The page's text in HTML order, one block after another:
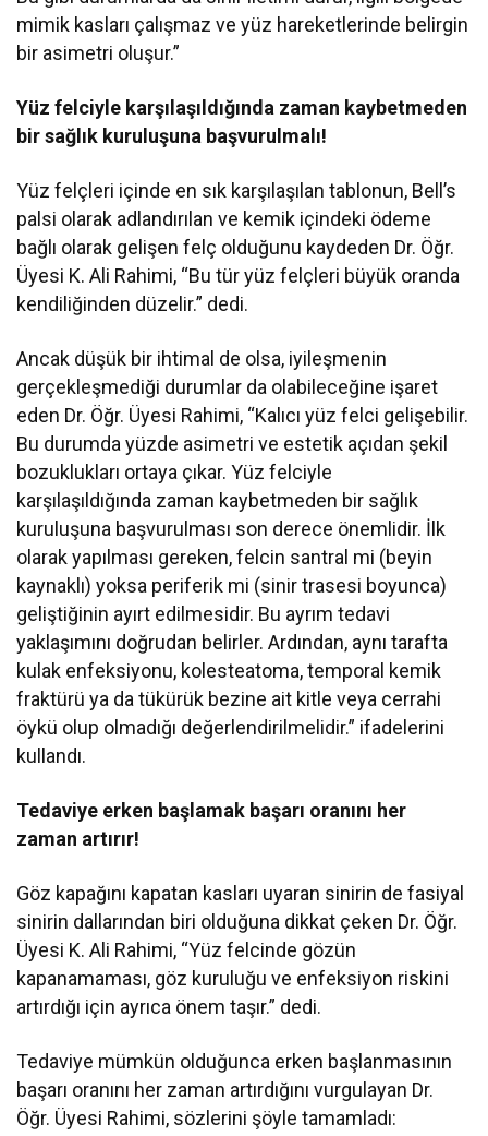
mimik kasları çalışmaz ve yüz hareketlerinde belirgin
bir asimetri oluşur.”
Yüz felciyle karşılaşıldığında zaman kaybetmeden
bir sağlık kuruluşuna başvurulmalı!
Yüz felçleri içinde en sık karşılaşılan tablonun, Bell’s
palsi olarak adlandırılan ve kemik içindeki ödeme
bağlı olarak gelişen felç olduğunu kaydeden Dr. Öğr.
Üyesi K. Ali Rahimi, “Bu tür yüz felçleri büyük oranda
kendiliğinden düzelir.” dedi.
Ancak düşük bir ihtimal de olsa, iyileşmenin
gerçekleşmediği durumlar da olabileceğine işaret
eden Dr. Öğr. Üyesi Rahimi, “Kalıcı yüz felci gelişebilir.
Bu durumda yüzde asimetri ve estetik açıdan şekil
bozuklukları ortaya çıkar. Yüz felciyle
karşılaşıldığında zaman kaybetmeden bir sağlık
kuruluşuna başvurulması son derece önemlidir. İlk
olarak yapılması gereken, felcin santral mi (beyin
kaynaklı) yoksa periferik mi (sinir trasesi boyunca)
geliştiğinin ayırt edilmesidir. Bu ayrım tedavi
yaklaşımını doğrudan belirler. Ardından, aynı tarafta
kulak enfeksiyonu, kolesteatoma, temporal kemik
fraktürü ya da tükürük bezine ait kitle veya cerrahi
öykü olup olmadığı değerlendirilmelidir.” ifadelerini
kullandı.
Tedaviye erken başlamak başarı oranını her
zaman artırır!
Göz kapağını kapatan kasları uyaran sinirin de fasiyal
sinirin dallarından biri olduğuna dikkat çeken Dr. Öğr.
Üyesi K. Ali Rahimi, “Yüz felcinde gözün
kapanamaması, göz kuruluğu ve enfeksiyon riskini
artırdığı için ayrıca önem taşır.” dedi.
Tedaviye mümkün olduğunca erken başlanmasının
başarı oranını her zaman artırdığını vurgulayan Dr.
Öğr. Üyesi Rahimi, sözlerini şöyle tamamladı: